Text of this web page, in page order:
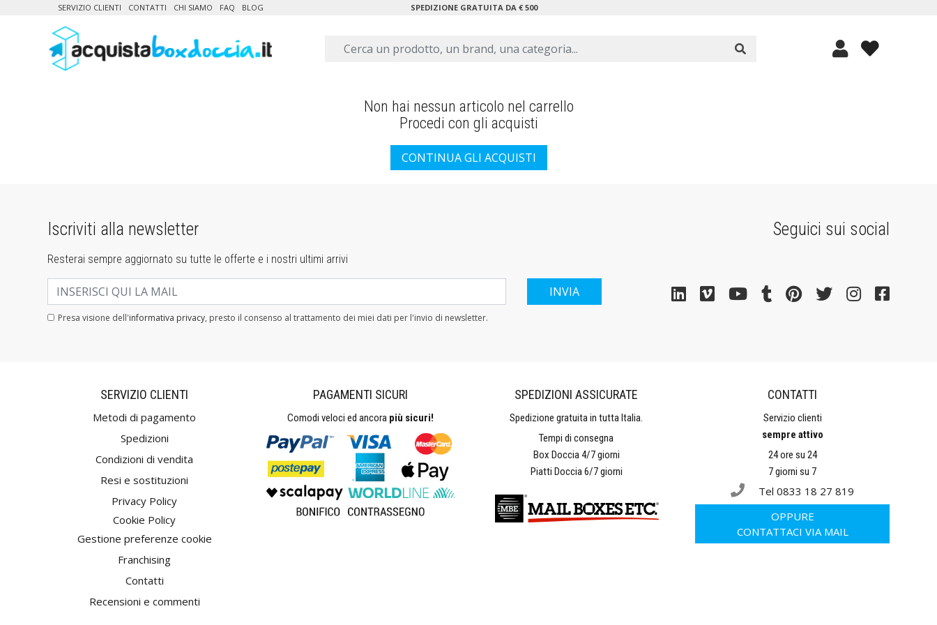
SERVIZIO CLIENTI CONTATTI CHI SIAMO FAQ BLOG SPEDIZIONE GRATUITA DA € 500
Non hai nessun articolo nel carrello
Procedi con gli acquisti
Iscriviti alla newsletter
Resterai sempre aggiornato su tutte le offerte e i nostri ultimi arrivi
Presa visione dell'informativa privacy, presto il consenso al trattamento dei miei dati per l'invio di newsletter.
Seguici sui social
SERVIZIO CLIENTI
Metodi di pagamento
Spedizioni
Condizioni di vendita
Resi e sostituzioni
Privacy Policy
Cookie Policy
Gestione preferenze cookie
Franchising
Contatti
Recensioni e commenti
PAGAMENTI SICURI
Comodi veloci ed ancora più sicuri!
SPEDIZIONI ASSICURATE
Spedizione gratuita in tutta Italia.
Tempi di consegna
Box Doccia 4/7 giorni
Piatti Doccia 6/7 giorni
CONTATTI
Servizio clienti
sempre attivo
24 ore su 24
7 giorni su 7
Tel 0833 18 27 819
OPPURE
CONTATTACI VIA MAIL